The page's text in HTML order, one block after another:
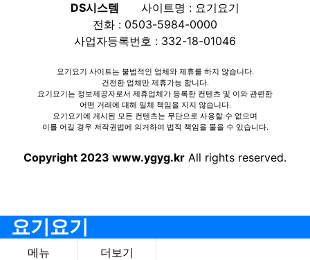
DS시스템
사이트명 : 요기요기
전화 : 0503-5984-0000
사업자등록번호 : 332-18-01046
요기요기 사이트는 불법적인 업체와 제휴를 하지 않습니다.
건전한 업체만 제휴가능 합니다.
요기요기는 정보제공자로서 제휴업체가 등록한 컨텐츠 및 이와 관련한
어떤 거래에 대해 일체 책임을 지지 않습니다.
요기요기에 게시된 모든 컨텐츠는 무단으로 사용할 수 없으며
이를 어길 경우 저작권법에 의거하여 법적 책임을 물을 수 있습니다.
Copyright 2023 www.ygyg.kr All rights reserved.
요기요기
메뉴
더보기